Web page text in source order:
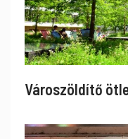
Városzöldítő